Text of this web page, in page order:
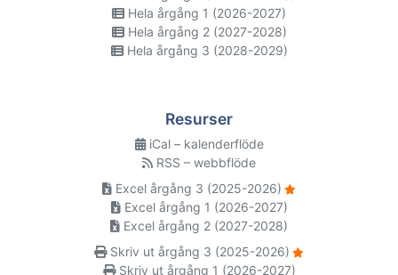
Hela årgång 1 (2026-2027)
Hela årgång 2 (2027-2028)
Hela årgång 3 (2028-2029)
Resurser
iCal – kalenderflöde
RSS – webbflöde
Excel årgång 3 (2025-2026)
Excel årgång 1 (2026-2027)
Excel årgång 2 (2027-2028)
Skriv ut årgång 3 (2025-2026)
Skriv ut årgång 1 (2026-2027)